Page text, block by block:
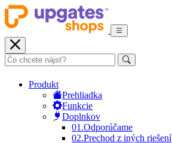
Produkt
Prehliadka
Funkcie
Doplnkov
01.Odporúčame
02.Prechod z iných riešení